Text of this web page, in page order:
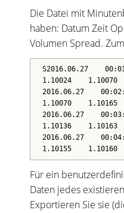
Die Datei mit
haben: Datum Zeit
Volumen Spread.
S2016.06.27
1.10024
2016.06.27
1.10070
2016.06.27
1.10136
2016.06.27
1.10155
Für ein
Daten jedes
Exportieren Sie sie